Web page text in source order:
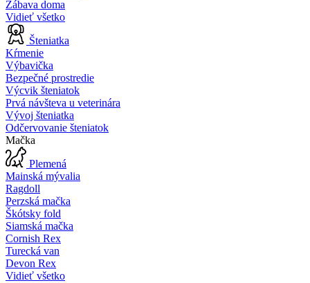
Zábava doma
Vidieť všetko
Šteniatka
Kŕmenie
Výbavička
Bezpečné prostredie
Výcvik šteniatok
Prvá návšteva u veterinára
Vývoj šteniatka
Odčervovanie šteniatok
Mačka
Plemená
Mainská mývalia
Ragdoll
Perzská mačka
Škótsky fold
Siamská mačka
Cornish Rex
Turecká van
Devon Rex
Vidieť všetko